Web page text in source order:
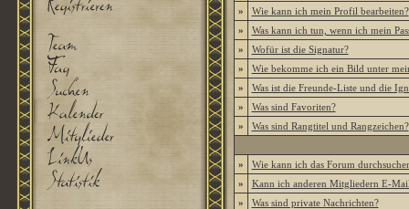
»
Wie kann ich mein Profil bearbeiten?
»
Was kann ich tun, wenn ich mein
»
Wofür ist die Signatur?
»
Wie bekomme ich ein Bild unter
»
Was ist die Freunde-Liste und die
»
Was sind Favoriten?
»
Was sind Rangtitel und Rangzeichen?
»
Wie kann ich das Forum
»
Kann ich anderen Mitgliedern E-
»
Was sind private Nachrichten?